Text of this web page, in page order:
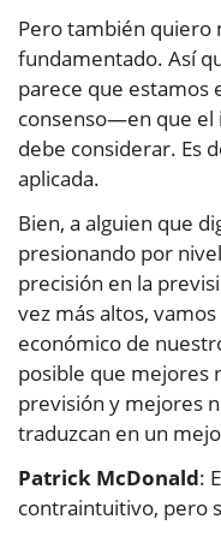
Pero también quiero
fundamentado. Así
parece que
consenso—en que el
debe considerar. Es
aplicada.
Bien, a alguien que
presionando por
precisión en la
vez más altos,
económico de
posible que
previsión y mejores
traduzcan en un
Patrick McDonald:
contraintuitivo, pero